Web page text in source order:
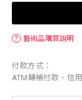
？ 藝術品購買說明
付款方式：
ATM轉帳付款、信